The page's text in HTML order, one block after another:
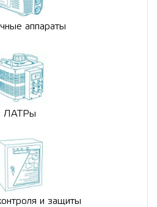
аппараты
ЛАТРы
и защиты